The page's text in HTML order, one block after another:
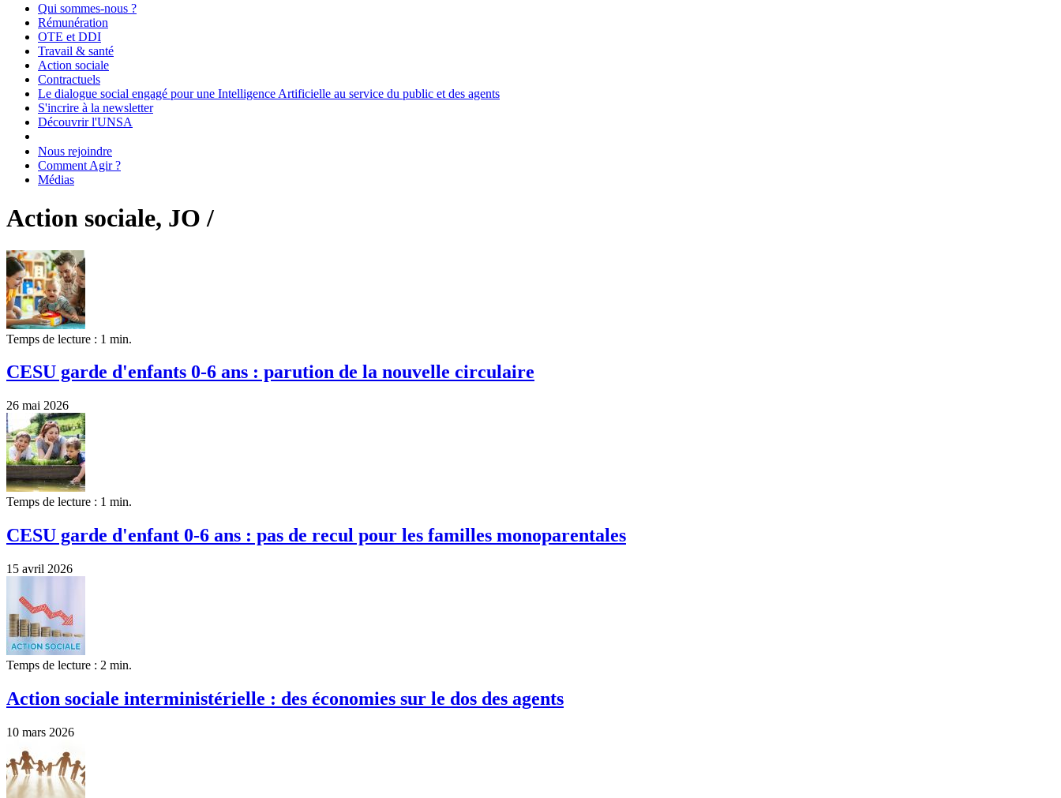
Qui sommes-nous ?
Rémunération
OTE et DDI
Travail & santé
Action sociale
Contractuels
Le dialogue social engagé pour une Intelligence Artificielle au service du public et des agents
S'incrire à la newsletter
Découvrir l'UNSA
Nous rejoindre
Comment Agir ?
Médias
Action sociale, JO /
Temps de lecture : 1 min.
CESU garde d'enfants 0-6 ans : parution de la nouvelle circulaire
26 mai 2026
Temps de lecture : 1 min.
CESU garde d'enfant 0-6 ans : pas de recul pour les familles monoparentales
15 avril 2026
Temps de lecture : 2 min.
Action sociale interministérielle : des économies sur le dos des agents
10 mars 2026